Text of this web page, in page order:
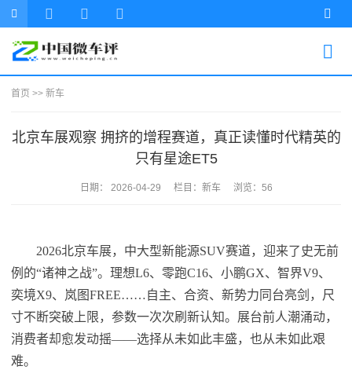
首页 >> 新车
北京车展观察 拥挤的增程赛道，真正读懂时代精英的
只有星途ET5
日期： 2026-04-29 栏目： 新车 浏览：56
2026北京车展，中大型新能源SUV赛道，迎来了史无前
例的“诸神之战”。理想L6、零跑C16、小鹏GX、智界V9、
奕境X9、岚图FREE……自主、合资、新势力同台亮剑，尺
寸不断突破上限，参数一次次刷新认知。展台前人潮涌动，
消费者却愈发动摇——选择从未如此丰盛，也从未如此艰
难。